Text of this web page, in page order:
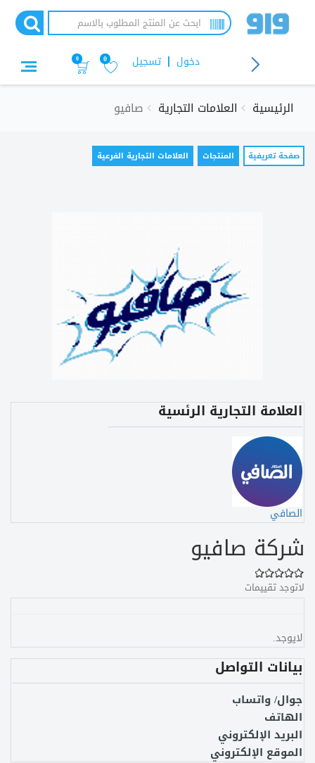
تسجيل دخول 0
0
الرئيسية العلامات التجارية صافيو
التبويبات
صفحة تعريفية (علامة
التبويب
المنتجات العلامات التجارية الفرعية
العلامة التجارية الرئسية
الصافي
شركة صافيو
لاتوجد تقييمات
لايوجد.
بيانات التواصل
جوال/ واتساب
الهاتف
البريد الإلكتروني
الموقع الإلكتروني